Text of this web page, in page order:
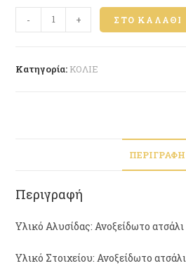
- + ΣΤΟ ΚΑΛΆΘΙ
Κατηγορία: ΚΟΛΙΕ
ΠΕΡΙΓΡΑΦΉ
Περιγραφή
Υλικό Αλυσίδας: Ανοξείδωτο ατσάλι
Υλικό Στοιχείου: Ανοξείδωτο ατσάλι